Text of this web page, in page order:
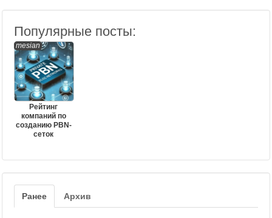
Популярные посты:
mesian
Рейтинг
компаний по
созданию PBN-
сеток
Ранее Архив